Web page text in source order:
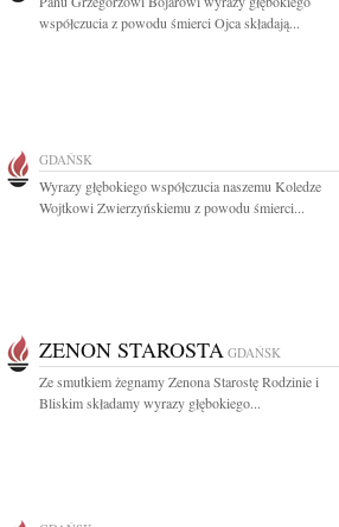
współczucia z powodu śmierci Ojca składają...
GDAŃSK
Wyrazy głębokiego współczucia naszemu Koledze
Wojtkowi Zwierzyńskiemu z powodu śmierci...
ZENON STAROSTA GDAŃSK
Ze smutkiem żegnamy Zenona Starostę Rodzinie i
Bliskim składamy wyrazy głębokiego...